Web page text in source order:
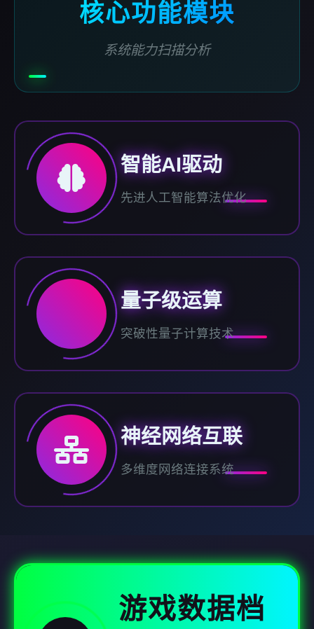
核心功能模块
系统能力扫描分析
智能AI驱动
先进人工智能算法优化
量子级运算
突破性量子计算技术
神经网络互联
多维度网络连接系统
游戏数据档